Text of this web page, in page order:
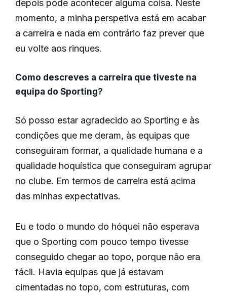
depois pode acontecer alguma coisa. Neste
momento, a minha perspetiva está em acabar
a carreira e nada em contrário faz prever que
eu volte aos rinques.
Como descreves a carreira que tiveste na
equipa do Sporting?
Só posso estar agradecido ao Sporting e às
condições que me deram, às equipas que
conseguiram formar, a qualidade humana e a
qualidade hoquística que conseguiram agrupar
no clube. Em termos de carreira está acima
das minhas expectativas.
Eu e todo o mundo do hóquei não esperava
que o Sporting com pouco tempo tivesse
conseguido chegar ao topo, porque não era
fácil. Havia equipas que já estavam
cimentadas no topo, com estruturas, com